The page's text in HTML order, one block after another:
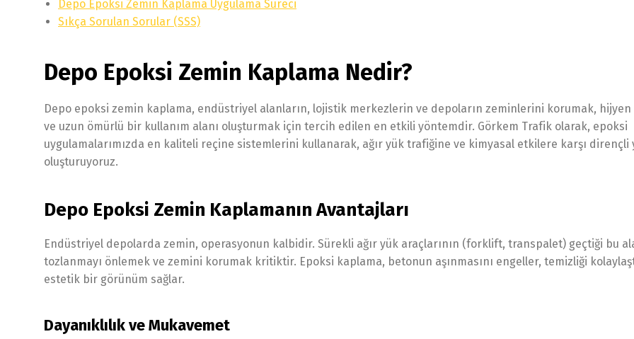
Depo Epoksi Zemin Kaplama Uygulama Süreci
Sıkça Sorulan Sorular (SSS)
Depo Epoksi Zemin Kaplama Nedir?
Depo epoksi zemin kaplama, endüstriyel alanların, lojistik merkezlerin ve depoların zeminlerini korumak, hijyen
ve uzun ömürlü bir kullanım alanı oluşturmak için tercih edilen en etkili yöntemdir. Görkem Trafik olarak, epoksi
uygulamalarımızda en kaliteli reçine sistemlerini kullanarak, ağır yük trafiğine ve kimyasal etkilere karşı dirençli
oluşturuyoruz.
Depo Epoksi Zemin Kaplamanın Avantajları
Endüstriyel depolarda zemin, operasyonun kalbidir. Sürekli ağır yük araçlarının (forklift, transpalet) geçtiği bu
tozlanmayı önlemek ve zemini korumak kritiktir. Epoksi kaplama, betonun aşınmasını engeller, temizliği
estetik bir görünüm sağlar.
Dayanıklılık ve Mukavemet